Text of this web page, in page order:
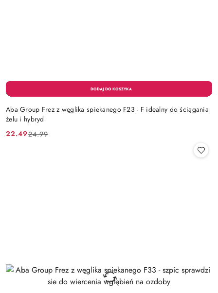
Aba Group Frez z węglika spiekanego F23 - F idealny do ściągania
żelu i hybryd
Cena
22.49
Cena 24.99